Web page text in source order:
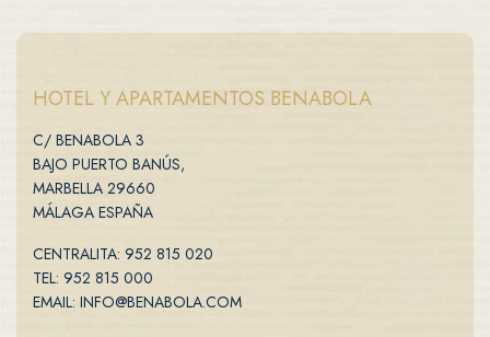
HOTEL Y APARTAMENTOS BENABOLA
C/ BENABOLA 3
BAJO PUERTO BANÚS,
MARBELLA 29660
MÁLAGA ESPAÑA
CENTRALITA: 952 815 020
TEL: 952 815 000
EMAIL: INFO@BENABOLA.COM